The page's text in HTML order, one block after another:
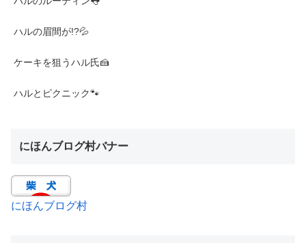
ハルの眉間が!?💦
ケーキを狙うハル氏🍰
ハルとピクニック🐾
にほんブログ村バナー
にほんブログ村